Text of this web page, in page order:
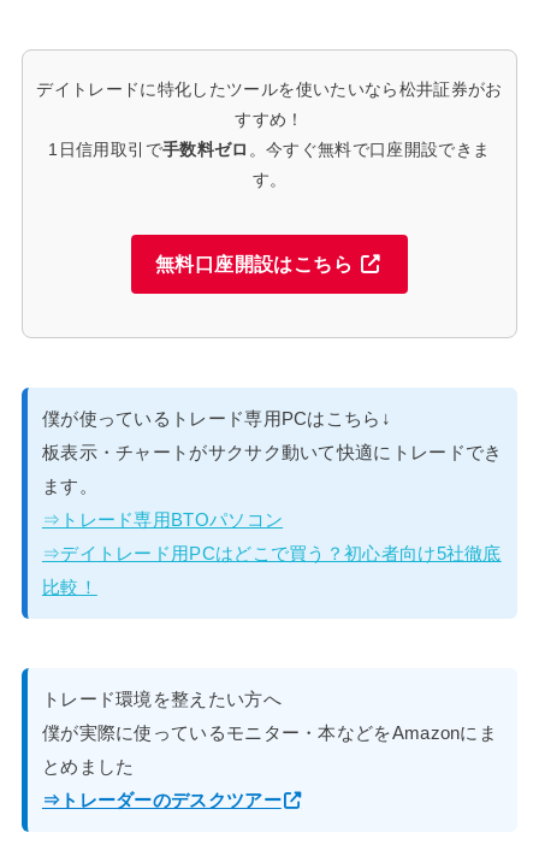
デイトレードに特化したツールを使いたいなら松井証券がお
すすめ！
1日信用取引で手数料ゼロ 。今すぐ無料で口座開設できま
す。
無料口座開設はこちら
僕が使っているトレード専用PCはこちら↓
板表示・チャートがサクサク動いて快適にトレードでき
ます。
⇒トレード専用BTOパソコン
⇒デイトレード用PCはどこで買う？初心者向け5社徹底
比較！
トレード環境を整えたい方へ
僕が実際に使っているモニター・本などをAmazonにま
とめました
⇒トレーダーのデスクツアー